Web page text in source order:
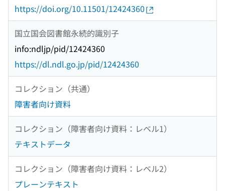
https://doi.org/10.11501/12424360
国立国会図書館永続的識別子
info:ndljp/pid/12424360
https://dl.ndl.go.jp/pid/12424360
コレクション（共通）
障害者向け資料
コレクション（障害者向け資料：レベル1）
テキストデータ
コレクション（障害者向け資料：レベル2）
プレーンテキスト